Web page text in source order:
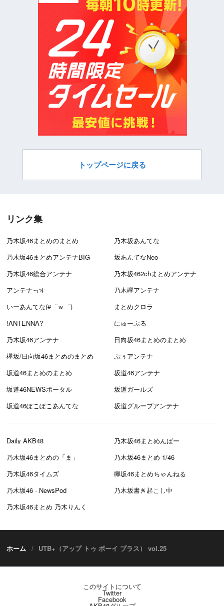
トップページに戻る
リンク集
乃木坂46まとめのまとめ
乃木坂あんてな
乃木坂46まとめアンテナBIG
坂あんてなNeo
乃木坂46総合アンテナ
乃木坂462chまとめアンテナ
アンテナっす
乃木欅アンテナ
いーあんてな(#゜ｗ゜)
まとめクロラ
!ANTENNA?
にゅーぷる
乃木坂46アンテナ
日向坂46まとめのまとめ
欅坂/日向坂46まとめのまとめ
ぷぅアンテナ
坂道46まとめのまとめ
坂道46アンテナ
坂道46NEWSポータル
坂道ガールズ
坂道46ぽこぽこあんてな
坂道グループアンテナ
Daily AKB48
乃木坂46まとめんばー
乃木坂46まとめの「ま」
乃木坂46まとめ 1/46
乃木坂46タイムズ
欅坂46まとめちゃんねる
乃木坂46 - NewsPod
乃木坂書き起こし中
乃木坂46まとめ 乃木りんく
ホーム UTB+（アップ トゥ ボーイ プラス） vol.25
このサイトについて
Twitter
Facebook